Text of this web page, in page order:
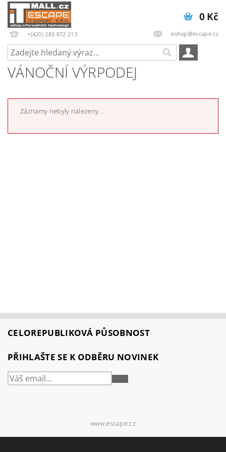
+(420) 283 872 213 eshop@escape.cz
0 Kč
VÁNOČNÍ VÝRPODEJ
Záznamy nebyly nalezeny...
CELOREPUBLIKOVÁ PŮSOBNOST
PŘIHLAŠTE SE K ODBĚRU NOVINEK
PŘIHLÁSIT
www.escape.cz